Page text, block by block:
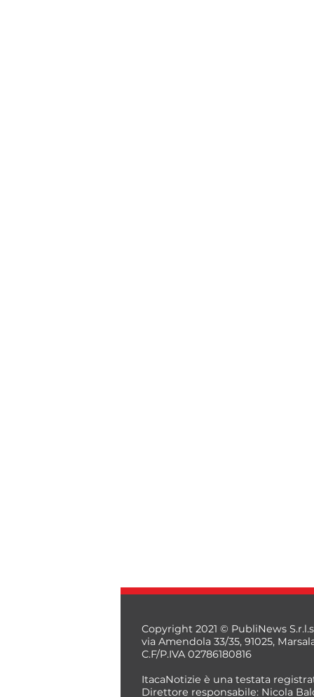
Copyright 2021 © PubliNews
via Amendola 33/35, 91025,
C.F/P.IVA 02786180816
ItacaNotizie è una testata
Direttore responsabile: Nicola